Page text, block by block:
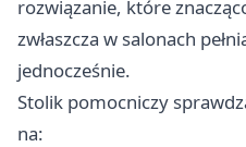
rozwiązanie, które
zwłaszcza w salonach
jednocześnie.
Stolik pomocniczy
na: